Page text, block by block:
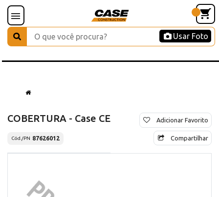
Usar Foto
COBERTURA - Case CE
Cód./PN 87626012
Adicionar Favorito
Compartilhar